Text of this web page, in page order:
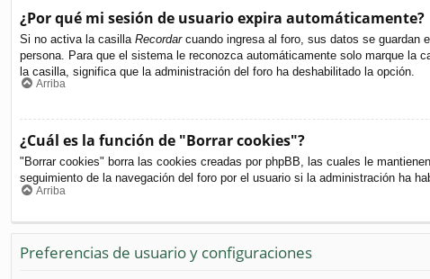
¿Por qué mi sesión de usuario expira automáticamente?
Si no activa la casilla Recordarcuando ingresa al foro, sus datos se guardan
persona. Para que el sistema le reconozca automáticamente solo marque la
la casilla, significa que la administración del foro ha deshabilitado la opción.
Arriba
¿Cuál es la función de "Borrar cookies"?
"Borrar cookies" borra las cookies creadas por phpBB, las cuales le
seguimiento de la navegación del foro por el usuario si la administración ha
Arriba
Preferencias de usuario y configuraciones